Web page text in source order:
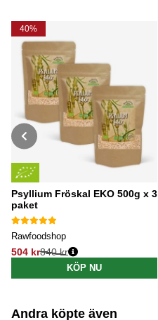
40%
Psyllium Fröskal EKO 500g x 3
paket
Rawfoodshop
504 kr
Ordinarie pris:
840 kr
KÖP NU
Andra köpte även